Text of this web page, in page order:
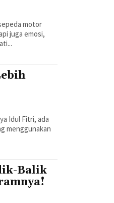
motor
juga emosi,
Idul Fitri, ada
menggunakan
Balik